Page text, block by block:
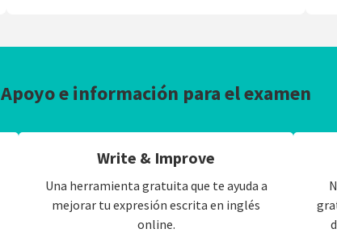
Apoyo e información para el examen
Write & Improve
Una herramienta gratuita que te ayuda a
mejorar tu expresión escrita en inglés
online.